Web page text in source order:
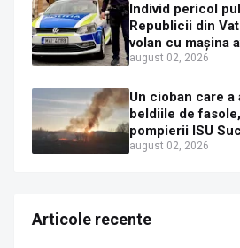
Individ pericol
Republicii din
volan cu mașina
în plină zi
august 02, 2026
Un cioban care
beldiile de
pompierii ISU
august 02, 2026
Articole recente